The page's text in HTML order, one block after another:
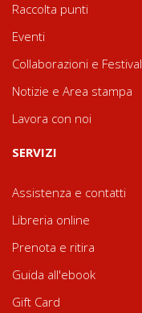
Raccolta punti
Eventi
Collaborazioni e Festival
Notizie e Area stampa
Lavora con noi
SERVIZI
Assistenza e contatti
Libreria online
Prenota e ritira
Guida all'ebook
Gift Card